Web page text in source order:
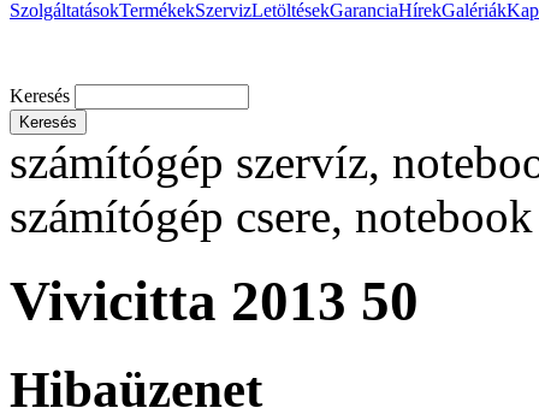
SzolgáltatásokTermékekSzervizLetöltésekGaranciaHírekGalériák
Keresés
számítógép szervíz,
számítógép csere,
Vivicitta 2013 50
Hibaüzenet